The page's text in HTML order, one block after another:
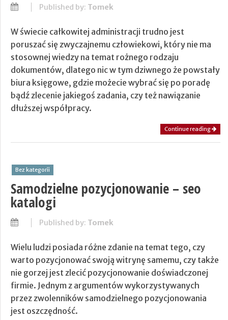
Published by: Tomek
W świecie całkowitej administracji trudno jest
poruszać się zwyczajnemu człowiekowi, który nie ma
stosownej wiedzy na temat rożnego rodzaju
dokumentów, dlatego nic w tym dziwnego że powstały
biura księgowe, gdzie możecie wybrać się po poradę
bądź zlecenie jakiegoś zadania, czy też nawiązanie
dłuższej współpracy.
Continue reading
Bez kategorii
Samodzielne pozycjonowanie – seo
katalogi
Published by: Tomek
Wielu ludzi posiada różne zdanie na temat tego, czy
warto pozycjonować swoją witrynę samemu, czy także
nie gorzej jest zlecić pozycjonowanie doświadczonej
firmie. Jednym z argumentów wykorzystywanych
przez zwolenników samodzielnego pozycjonowania
jest oszczędność.